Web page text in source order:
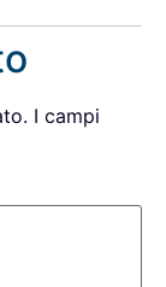
I campi